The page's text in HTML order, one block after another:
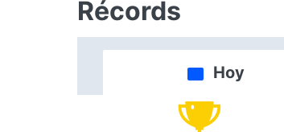
Récords
Hoy